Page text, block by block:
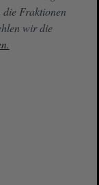
die Fraktionen
wir die